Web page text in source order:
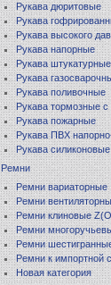
Рукава дюритовые
Рукава
Рукава высокого
Рукава напорные
Рукава штукатурные
Рукава
Рукава поливочные
Рукава тормозные
Рукава пожарные
Рукава ПВХ
Рукава силиконовые
Ремни
Ремни вариаторные
Ремни
Ремни клиновые
Ремни
Ремни
Ремни к импортной
Новая категория